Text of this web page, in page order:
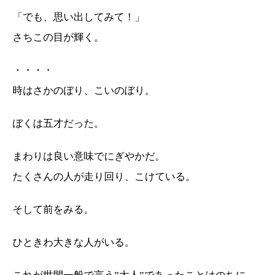
「でも、思い出してみて！」
さちこの目が輝く。
・・・・
時はさかのぼり、こいのぼり。
ぼくは五才だった。
まわりは良い意味でにぎやかだ。
たくさんの人が走り回り、こけている。
そして前をみる。
ひときわ大きな人がいる。